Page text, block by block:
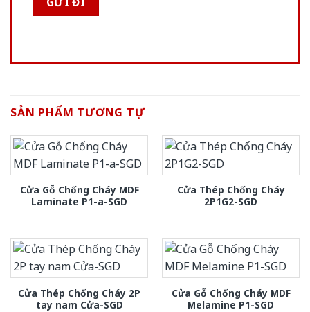
SẢN PHẨM TƯƠNG TỰ
Cửa Gỗ Chống Cháy MDF
Laminate P1-a-SGD
Cửa Thép Chống Cháy
2P1G2-SGD
Cửa Thép Chống Cháy 2P
tay nam Cửa-SGD
Cửa Gỗ Chống Cháy MDF
Melamine P1-SGD